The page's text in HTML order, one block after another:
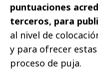
puntuaciones
terceros, para
al nivel de
y para ofrecer
proceso de puja.